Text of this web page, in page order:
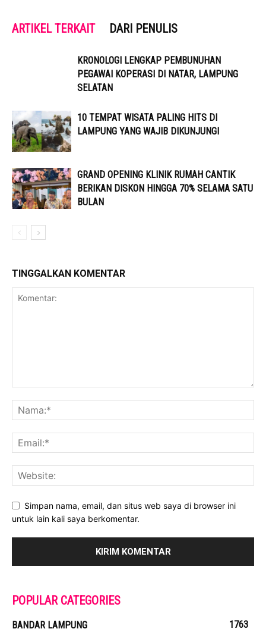
ARTIKEL TERKAIT DARI PENULIS
KRONOLOGI LENGKAP PEMBUNUHAN
PEGAWAI KOPERASI DI NATAR, LAMPUNG
SELATAN
10 TEMPAT WISATA PALING HITS DI
LAMPUNG YANG WAJIB DIKUNJUNGI
GRAND OPENING KLINIK RUMAH CANTIK
BERIKAN DISKON HINGGA 70% SELAMA SATU
BULAN
TINGGALKAN KOMENTAR
Simpan nama, email, dan situs web saya di browser ini
untuk lain kali saya berkomentar.
POPULAR CATEGORIES
BANDAR LAMPUNG
1763